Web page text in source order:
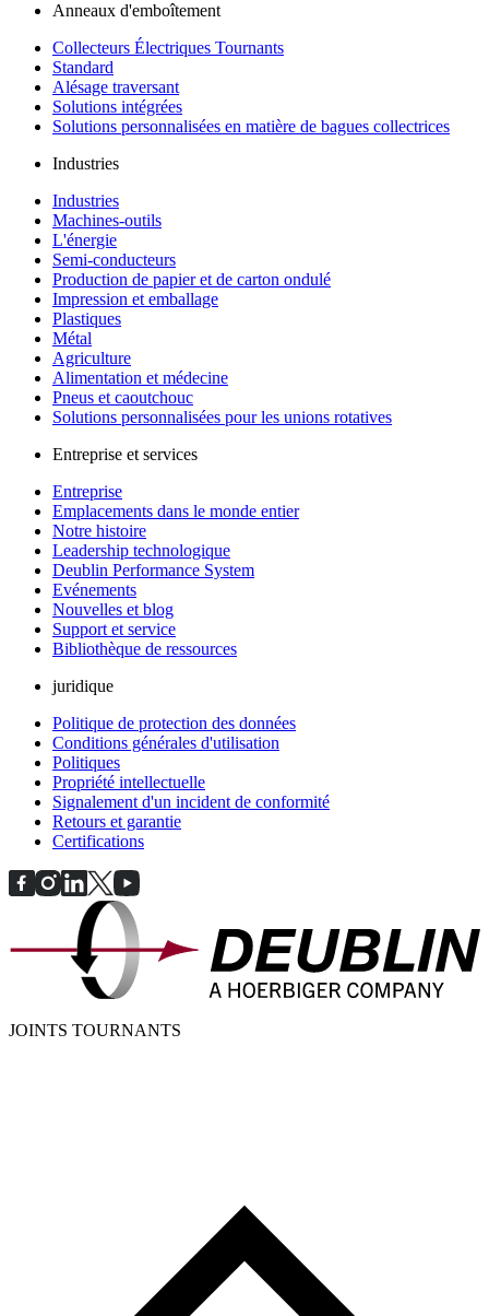
Anneaux d'emboîtement
Collecteurs Électriques Tournants
Standard
Alésage traversant
Solutions intégrées
Solutions personnalisées en matière de bagues collectrices
Industries
Industries
Machines-outils
L'énergie
Semi-conducteurs
Production de papier et de carton ondulé
Impression et emballage
Plastiques
Métal
Agriculture
Alimentation et médecine
Pneus et caoutchouc
Solutions personnalisées pour les unions rotatives
Entreprise et services
Entreprise
Emplacements dans le monde entier
Notre histoire
Leadership technologique
Deublin Performance System
Evénements
Nouvelles et blog
Support et service
Bibliothèque de ressources
juridique
Politique de protection des données
Conditions générales d'utilisation
Politiques
Propriété intellectuelle
Signalement d'un incident de conformité
Retours et garantie
Certifications
JOINTS TOURNANTS